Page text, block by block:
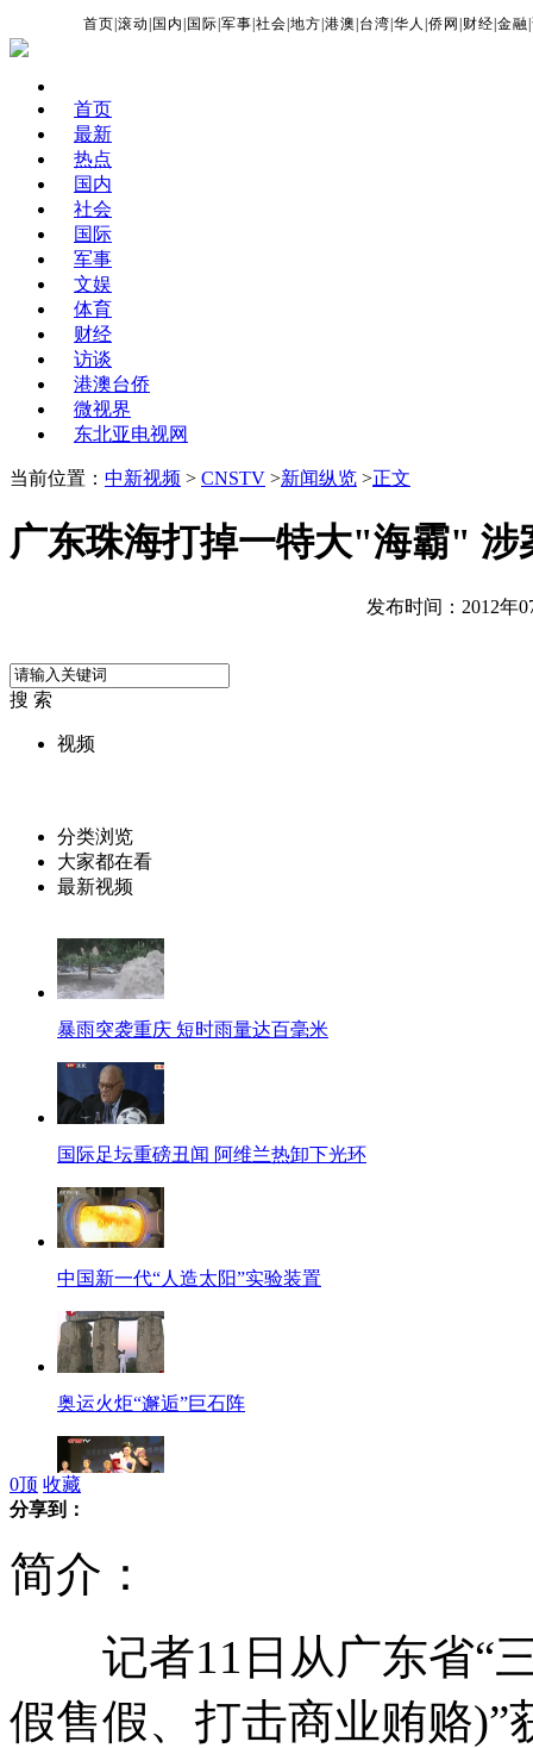
首页 |滚动 国内 国际 |军事 |社会 |地方 |港澳 台湾 |华人 |侨网 财经 |金融 |
首页
最新
热点
国内
社会
国际
军事
文娱
体育
财经
访谈
港澳台侨
微视界
东北亚电视网
当前位置： 中新视频 > CNSTV >新闻纵览 >正文
广东珠海打掉一特大"海霸" 涉
发布时间：2012年
搜 索
视频
分类浏览
大家都在看
最新视频
暴雨突袭重庆 短时雨量达百毫米
国际足坛重磅丑闻 阿维兰热卸下光环
中国新一代“人造太阳”实验装置
奥运火炬“邂逅”巨石阵
印度双人舞 哥俩玩转创意
0顶 收藏
分享到：
简介：
记者11日从广东省“三
假售假、打击商业贿赂